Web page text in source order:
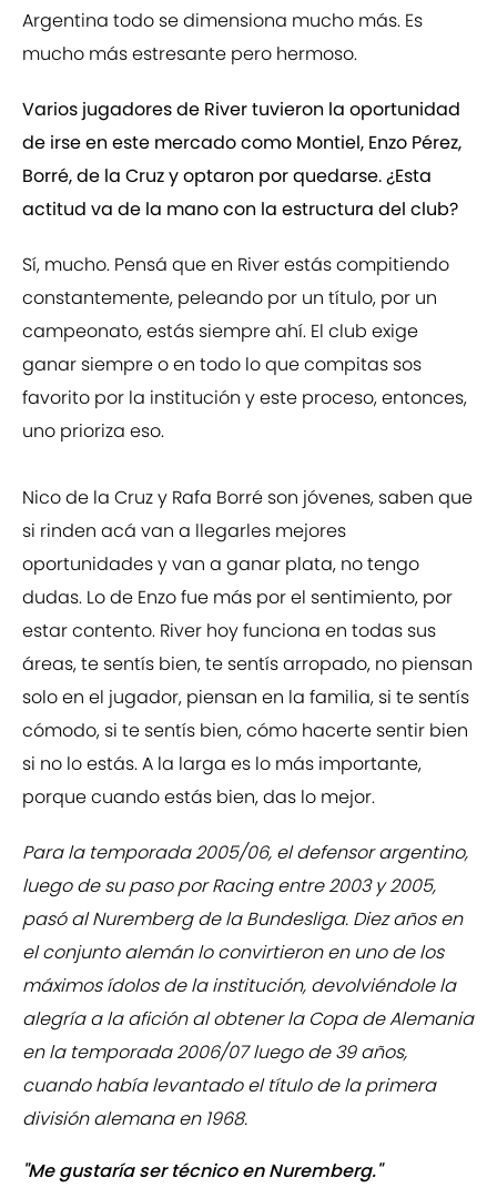
Argentina todo se dimensiona mucho más. Es
mucho más estresante pero hermoso.
Varios jugadores de River tuvieron la oportunidad
de irse en este mercado como Montiel, Enzo Pérez,
Borré, de la Cruz y optaron por quedarse. ¿Esta
actitud va de la mano con la estructura del club?
Sí, mucho. Pensá que en River estás compitiendo
constantemente, peleando por un título, por un
campeonato, estás siempre ahí. El club exige
ganar siempre o en todo lo que compitas sos
favorito por la institución y este proceso, entonces,
uno prioriza eso.
Nico de la Cruz y Rafa Borré son jóvenes, saben que
si rinden acá van a llegarles mejores
oportunidades y van a ganar plata, no tengo
dudas. Lo de Enzo fue más por el sentimiento, por
estar contento. River hoy funciona en todas sus
áreas, te sentís bien, te sentís arropado, no piensan
solo en el jugador, piensan en la familia, si te sentís
cómodo, si te sentís bien, cómo hacerte sentir bien
si no lo estás. A la larga es lo más importante,
porque cuando estás bien, das lo mejor.
Para la temporada 2005/06, el defensor argentino,
luego de su paso por Racing entre 2003 y 2005,
pasó al Nuremberg de la Bundesliga. Diez años en
el conjunto alemán lo convirtieron en uno de los
máximos ídolos de la institución, devolviéndole la
alegría a la afición al obtener la Copa de Alemania
en la temporada 2006/07 luego de 39 años,
cuando había levantado el título de la primera
división alemana en 1968.
"Me gustaría ser técnico en Nuremberg."